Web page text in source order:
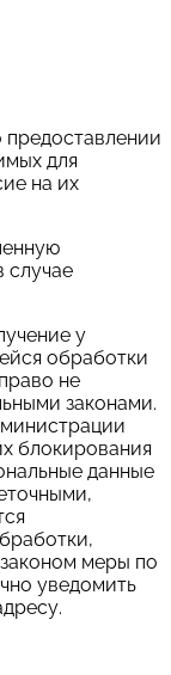
для
на их
случае
у
обработки
не
законами.
блокирования
данные
меры по
уведомить